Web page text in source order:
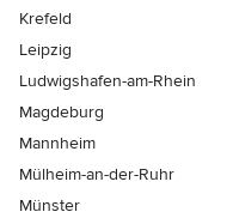
Krefeld
Leipzig
Ludwigshafen-am-Rhein
Magdeburg
Mannheim
Mülheim-an-der-Ruhr
Münster